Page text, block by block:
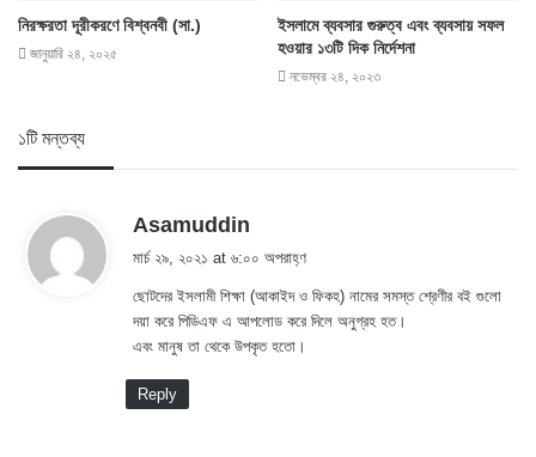
নিরক্ষরতা দূরীকরণে বিশ্বনবী (সা.)
জানুয়ারি ২৪, ২০২৫
ইসলামে ব্যবসার গুরুত্ব এবং ব্যবসায় সফল
হওয়ার ১৩টি দিক নির্দেশনা
নভেম্বর ২৪, ২০২৩
১টি মন্তব্য
Asamuddin
s
মার্চ ২৯, ২০২১ at ৬:০০ অপরাহ্ণ
ছোটদের ইসলামী শিক্ষা (আকাইদ ও ফিকহ) নামের সমস্ত শ্রেণীর বই গুলো
দয়া করে পিডিএফ এ আপলোড করে দিলে অনুগ্রহ হত।
এবং মানুষ তা থেকে উপকৃত হতো।
Reply